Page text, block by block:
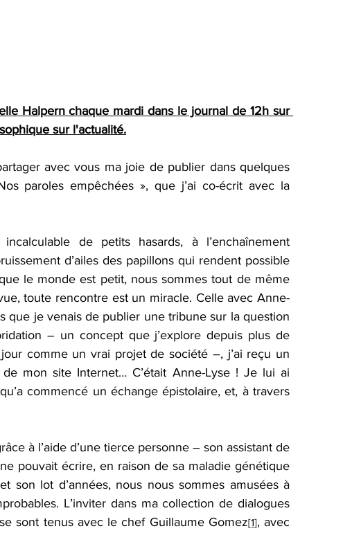
Halpern chaque mardi dans le journal de 12h sur
sur l'actualité.
avec vous ma joie de publier dans quelques
paroles empêchées », que j’ai co-écrit avec la
de petits hasards, à l’enchaînement
d’ailes des papillons qui rendent possible
le monde est petit, nous sommes tout de même
toute rencontre est un miracle. Celle avec Anne-
que je venais de publier une tribune sur la question
– un concept que j’explore depuis plus de
comme un vrai projet de société –, j’ai reçu un
mon site Internet… C’était Anne-Lyse ! Je lui ai
commencé un échange épistolaire, et, à travers
à l’aide d’une tierce personne – son assistant de
pouvait écrire, en raison de sa maladie génétique
son lot d’années, nous nous sommes amusées à
L’inviter dans ma collection de dialogues
sont tenus avec le chef Guillaume Gomez[1], avec